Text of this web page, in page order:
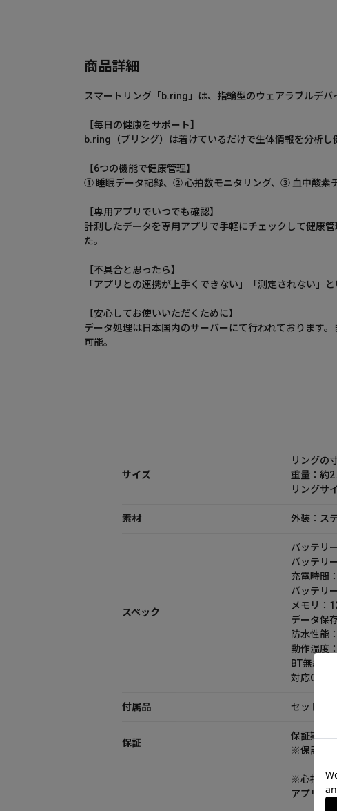
商品詳細
スマートリング「b.ring」は、指輪型のウェアラブルデバ
【毎日の健康をサポート】
b.ring（ブリング）は着けているだけで生体情報を分析
【6つの機能で健康管理】
① 睡眠データ記録、② 心拍数モニタリング、③ 血中酸
【専用アプリでいつでも確認】
計測したデータを専用アプリで手軽にチェックして健康
た。
【不具合と思ったら】
「アプリとの連携が上手くできない」「測定されない」
【安心してお使いいただくために】
データ処理は日本国内のサーバーにて行われております
可能。
サイズ
リングの
重量：約
リングサ
素材 外装：ス
スペック
バッテリ
バッテリ
充電時間
バッテリ
メモリ：
データ保
防水性能
動作温度
BT無線通
対応OS：
付属品 セット内
保証
保証期間
※保証書
※心拍数
アプリと